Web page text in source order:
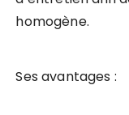
homogène.
Ses avantages :